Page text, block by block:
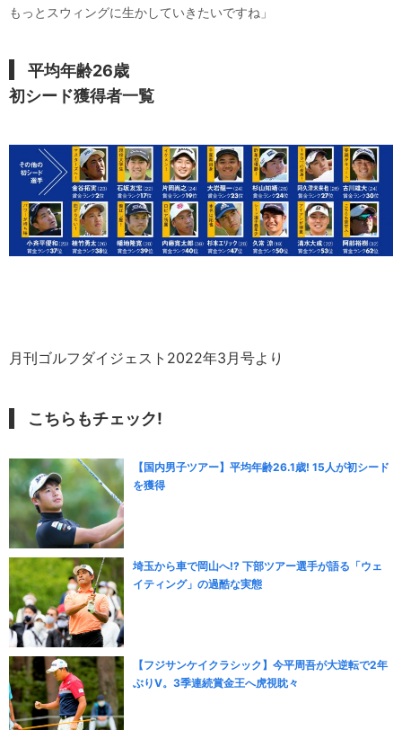
もっとスウィングに生かしていきたいですね」
平均年齢26歳
初シード獲得者一覧
月刊ゴルフダイジェスト2022年3月号より
こちらもチェック!
【国内男子ツアー】平均年齢26.1歳! 15人が初シード
を獲得
埼玉から車で岡山へ!? 下部ツアー選手が語る「ウェ
イティング」の過酷な実態
【フジサンケイクラシック】今平周吾が大逆転で2年
ぶりV。3季連続賞金王へ虎視眈々